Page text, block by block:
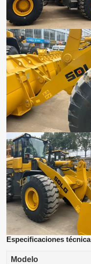
Especificaciones
Modelo